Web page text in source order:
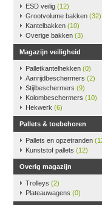
ESD veilig (12)
Grootvolume bakken (32)
Kantelbakken (10)
Overige bakken (3)
Magazijn veiligheid
Palletkantelhekken (0)
Aanrijdbeschermers (2)
Stijlbeschermers (9)
Kolombeschermers (10)
Hekwerk (6)
Pallets & toebehoren
Pallets en opzetranden
Kunststof pallets (12)
Overig magazijn
Trolleys (2)
Plateauwagens (0)